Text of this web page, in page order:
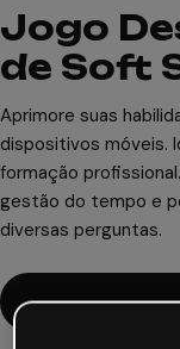
Jogo
de Soft
Aprimore suas
dispositivos móveis.
formação
gestão do tempo e
diversas perguntas.